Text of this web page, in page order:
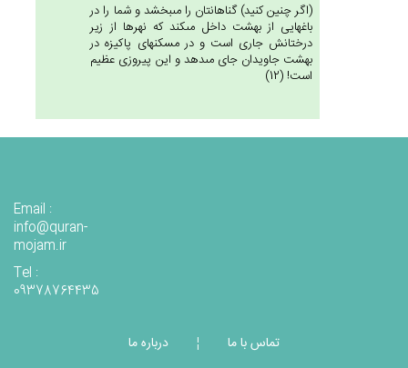
(اگر چنين كنيد) گناهانتان را مى‏بخشد و شما را در
باغهايى از بهشت داخل مى‏كند كه نهرها از زير
درختانش جارى است و در مسكنهاى پاكيزه در
بهشت جاويدان جاى مى‏دهد و اين پيروزى عظيم
است! (12)
Email :
info@quran-
mojam.ir
Tel :
09378764435
تماس با ما ¦
درباره ما